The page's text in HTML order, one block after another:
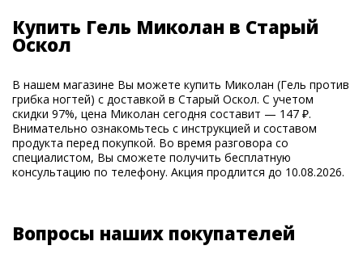
Купить Гель Миколан в Старый
Оскол
В нашем магазине Вы можете купить Миколан (Гель против
грибка ногтей) с доставкой в Старый Оскол. С учетом
скидки 97%, цена Миколан сегодня составит — 147 ₽.
Внимательно ознакомьтесь с инструкцией и составом
продукта перед покупкой. Во время разговора со
специалистом, Вы сможете получить бесплатную
консультацию по телефону. Акция продлится до 10.08.2026.
Вопросы наших покупателей